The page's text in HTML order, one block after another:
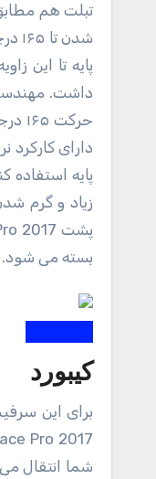
تبلت هم
پایه تا این
دارای کارکرد
پایه استفاده
زیاد و گرم
بسته می شود.
کیبورد
برای این سرفیس هم قابلیت استفاده از کیبورد را قرار داده اند و هم بدون آن که با کوچکترین حرکت و اتصال می توان از کیبورد